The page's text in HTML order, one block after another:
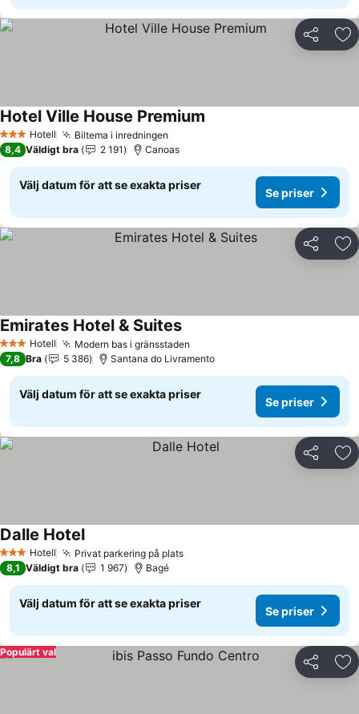
Dela
3 StjärnorHotell Biltema i inredningen
Hotel Ville House Premium
8,4 Väldigt bra 2 191 Canoas
Välj datum för att se exakta priser
Se priser
Dela
3 StjärnorHotell Modern bas i gränsstaden
Emirates Hotel & Suites
7,8 Bra 5 386 Santana do Livramento
Välj datum för att se exakta priser
Se priser
Dela
3 StjärnorHotell Privat parkering på plats
Dalle Hotel
8,1 Väldigt bra 1 967 Bagé
Välj datum för att se exakta priser
Se priser
Dela
Populärt val